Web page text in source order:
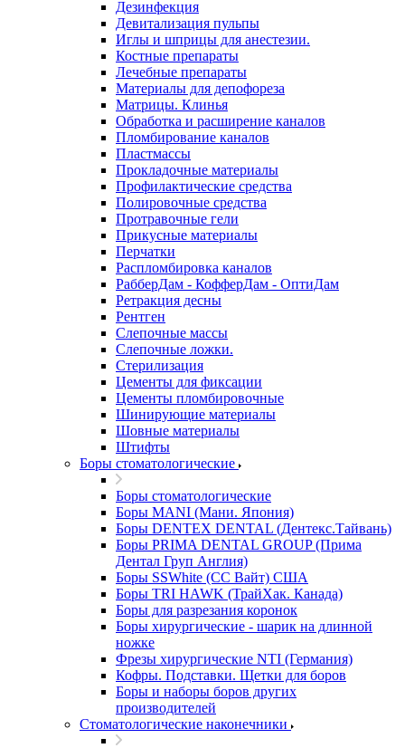
Дезинфекция
Девитализация пульпы
Иглы и шприцы для анестезии.
Костные препараты
Лечебные препараты
Материалы для депофореза
Матрицы. Клинья
Обработка и расширение каналов
Пломбирование каналов
Пластмассы
Прокладочные материалы
Профилактические средства
Полировочные средства
Протравочные гели
Прикусные материалы
Перчатки
Распломбировка каналов
РабберДам - КофферДам - ОптиДам
Ретракция десны
Рентген
Слепочные массы
Слепочные ложки.
Стерилизация
Цементы для фиксации
Цементы пломбировочные
Шинирующие материалы
Шовные материалы
Штифты
Боры стоматологические
Боры стоматологические
Боры MANI (Мани. Япония)
Боры DENTEX DENTAL (Дентекс.Тайвань)
Боры PRIMA DENTAL GROUP (Прима
Дентал Груп Англия)
Боры SSWhite (СС Вайт) США
Боры TRI HAWK (ТрайХак. Канада)
Боры для разрезания коронок
Боры хирургические - шарик на длинной
ножке
Фрезы хирургические NTI (Германия)
Кофры. Подставки. Щетки для боров
Боры и наборы боров других
производителей
Стоматологические наконечники